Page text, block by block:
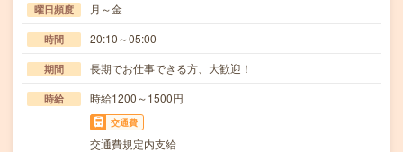
曜日頻度 月～金
時間 20:10～05:00
期間 長期でお仕事できる方、大歓迎！
時給 時給1200～1500円
交通費
交通費規定内支給